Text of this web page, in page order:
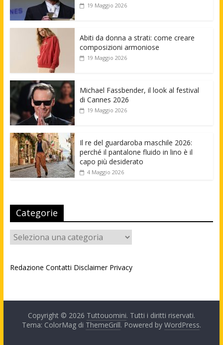
19 Maggio 2026
Abiti da donna a strati: come creare
composizioni armoniose
19 Maggio 2026
Michael Fassbender, il look al festival
di Cannes 2026
19 Maggio 2026
Il re del guardaroba maschile 2026:
perché il pantalone fluido in lino è il
capo più desiderato
4 Maggio 2026
Categorie
Categorie
Redazione Contatti Disclaimer Privacy
Copyright © 2026 Tuttouomini. Tutti i diritti riservati.
Tema: ColorMag di ThemeGrill. Powered by WordPress.